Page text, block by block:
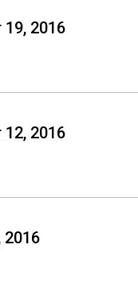
19, 2016
12, 2016
2016